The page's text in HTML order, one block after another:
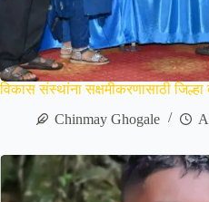
विकास संस्थांना सक्षमीकरणासाठी
Chinmay Ghogale